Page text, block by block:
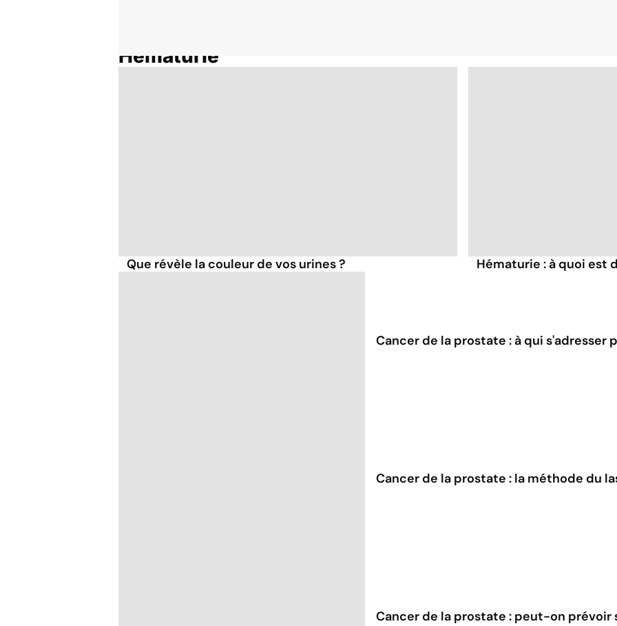
Hématurie
Que révèle la couleur de vos urines ? Hématurie : à quoi est
Cancer de la prostate : à qui s'adresser
Cancer de la prostate : la méthode du
Cancer de la prostate : peut-on prévoir